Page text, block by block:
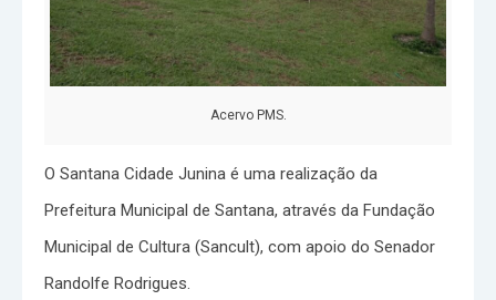
Acervo PMS.
O Santana Cidade Junina é uma realização da
Prefeitura Municipal de Santana, através da Fundação
Municipal de Cultura (Sancult), com apoio do Senador
Randolfe Rodrigues.